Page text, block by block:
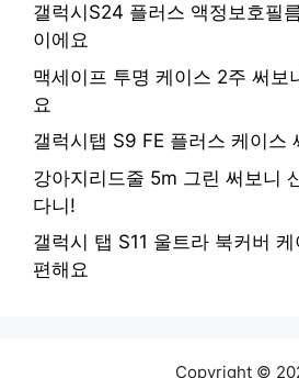
갤럭시S24 플러스 액정보호필
이에요
맥세이프 투명 케이스 2주 써보
요
갤럭시탭 S9 FE 플러스 케이스
강아지리드줄 5m 그린 써보니
다니!
갤럭시 탭 S11 울트라 북커버
편해요
Copyright ©